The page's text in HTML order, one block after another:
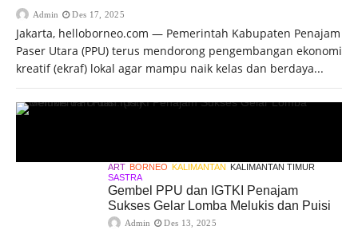
Admin Des 17, 2025
Jakarta, helloborneo.com — Pemerintah Kabupaten Penajam
Paser Utara (PPU) terus mendorong pengembangan ekonomi
kreatif (ekraf) lokal agar mampu naik kelas dan berdaya...
ART BORNEO KALIMANTAN KALIMANTAN TIMUR
SASTRA
Gembel PPU dan IGTKI Penajam
Sukses Gelar Lomba Melukis dan Puisi
Admin Des 13, 2025